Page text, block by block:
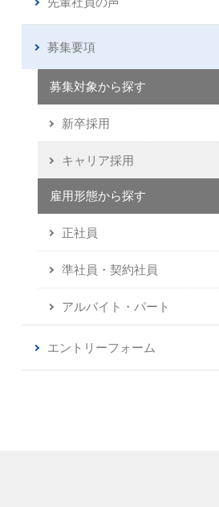
募集要項
新卒採用
キャリア採用
正社員
準社員・契約社員
アルバイト・パート
エントリーフォーム